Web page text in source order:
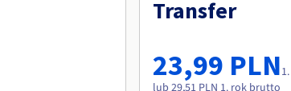
Transfer
23,99 PLN
lub 29,51 PLN 1. rok brutto